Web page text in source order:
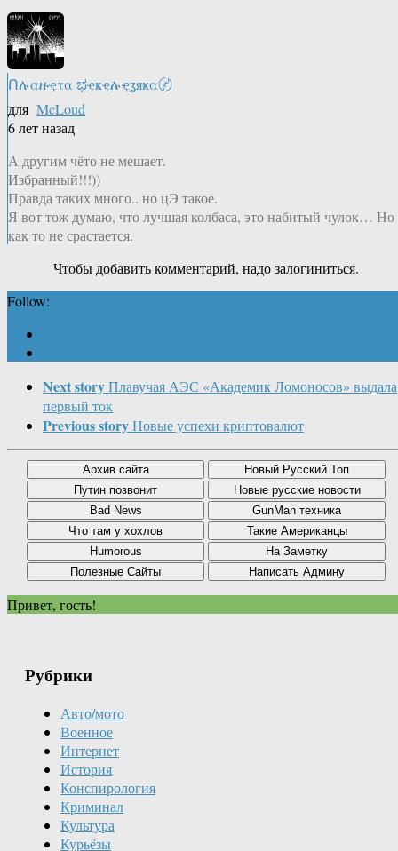
Ոሉαዙҿτα ಭҿҝҿሉҿʓяҝα〄
для McLoud
6 лет назад
А другим чёто не мешает.
Избранный!!!))
Правда таких много.. но цЭ такое.
Я вот тож думаю, что лучшая колбаса, это набитый чулок… Но
как то не срастается.
Чтобы добавить комментарий, надо залогиниться.
Follow:
Next storyПлавучая АЭС «Академик Ломоносов» выдала
первый ток
Previous storyНовые успехи криптовалют
Привет, гость!
Рубрики
Авто/мото
Военное
Интернет
История
Конспирология
Криминал
Культура
Курьёзы